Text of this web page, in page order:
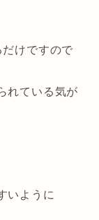
けですので
れている気が
いように